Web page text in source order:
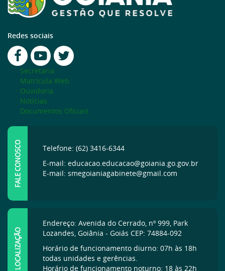
Redes sociais
Secretaria
Matrícula Web
Ouvidoria
Notícias
Documentos Oficiais
FALE CONOSCO
Telefone: (62) 3416-6344
E-mail: educacao.educacao@goiania.go.gov.br
E-mail: smegoianiagabinete@gmail.com
LOCALIZAÇÃO
Endereço: Avenida do Cerrado, nº 999, Park
Lozandes, Goiânia - Goiás CEP: 74884-092
Horário de funcionamento diurno: 07h às 18h
todas unidades e gerências.
Horário de funcionamento noturno: 18 às 22h